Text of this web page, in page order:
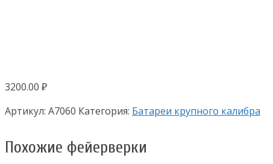
3200.00 ₽
Артикул: А7060 Категория: Батареи крупного калибра
Похожие фейерверки